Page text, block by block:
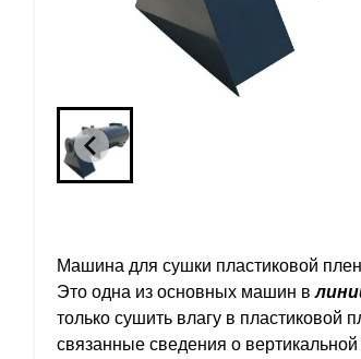
Машина для сушки пластиковой
Это одна из основных машин в
только сушить влагу в
связанные сведения о